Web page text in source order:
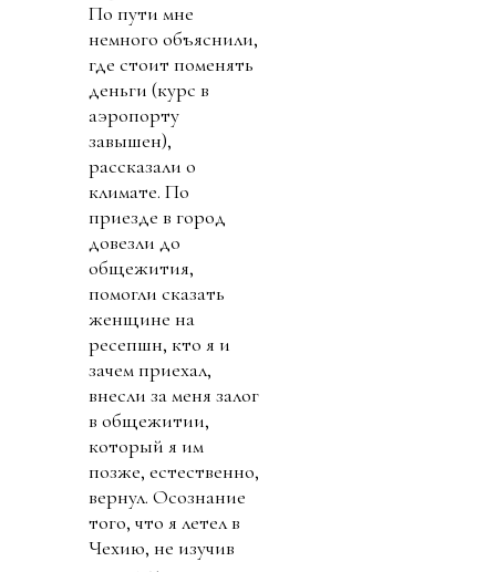
По пути мне
немного объяснили,
где стоит поменять
деньги (курс в
аэропорту
завышен),
рассказали о
климате. По
приезде в город
довезли до
общежития,
помогли сказать
женщине на
ресепшн, кто я и
зачем приехал,
внесли за меня залог
в общежитии,
который я им
позже, естественно,
вернул. Осознание
того, что я летел в
Чехию, не изучив